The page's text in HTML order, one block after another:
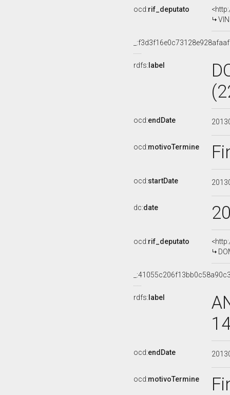
ocd:rif_deputato
rdfs: label
ocd:endDate
ocd:motivoTermine
ocd:startDate
dc:date
ocd:rif_deputato
rdfs: label
ocd:endDate
ocd:motivoTermine